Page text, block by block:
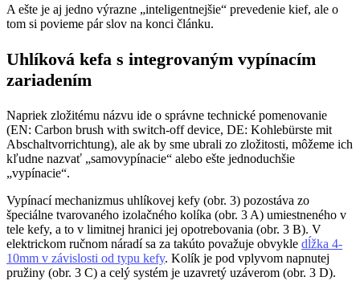
A ešte je aj jedno výrazne „inteligentnejšie“ prevedenie kief, ale o
tom si povieme pár slov na konci článku.
Uhlíková kefa s integrovaným vypínacím
zariadením
Napriek zložitému názvu ide o správne technické pomenovanie
(EN: Carbon brush with switch-off device, DE: Kohlebürste mit
Abschaltvorrichtung), ale ak by sme ubrali zo zložitosti, môžeme ich
kľudne nazvať „samovypínacie“ alebo ešte jednoduchšie
„vypínacie“.
Vypínací mechanizmus uhlíkovej kefy (obr. 3) pozostáva zo
špeciálne tvarovaného izolačného kolíka (obr. 3 A) umiestneného v
tele kefy, a to v limitnej hranici jej opotrebovania (obr. 3 B). V
elektrickom ručnom náradí sa za takúto považuje obvykle dĺžka 4-
10mm v závislosti od typu kefy. Kolík je pod vplyvom napnutej
pružiny (obr. 3 C) a celý systém je uzavretý uzáverom (obr. 3 D).